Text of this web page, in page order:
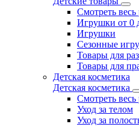
Смотреть весь
Игрушки от 0
Игрушки
Сезонные
Товары для
Товары для
Детская косметика
Детская косметика
Смотреть весь
Уход за телом
Уход за